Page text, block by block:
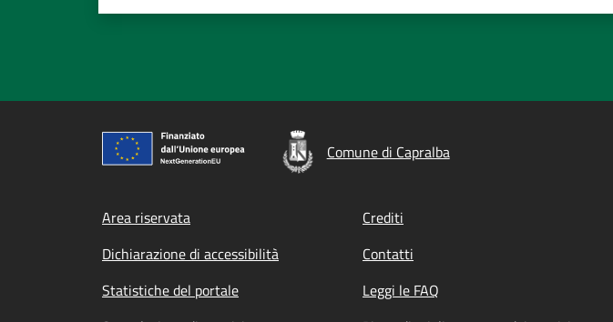
Comune di Capralba
Footer menu
Area riservata Crediti
Dichiarazione di accessibilità
Contatti
Statistiche del portale
Leggi le FAQ